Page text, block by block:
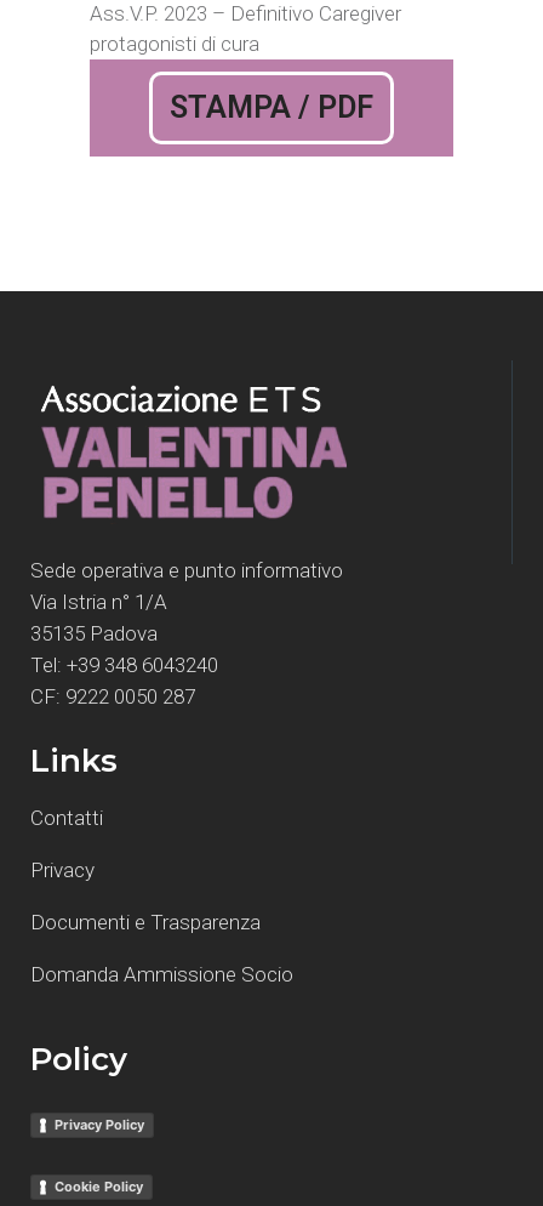
Ass.V.P. 2023 – Definitivo Caregiver
protagonisti di cura
STAMPA / PDF
Sede operativa e punto informativo
Via Istria n° 1/A
35135 Padova
Tel: +39 348 6043240
CF: 9222 0050 287
Links
Contatti
Privacy
Documenti e Trasparenza
Domanda Ammissione Socio
Policy
Privacy Policy
Cookie Policy